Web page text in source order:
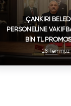
ÇANKIRI
PERSONELINE
BIN TL
28